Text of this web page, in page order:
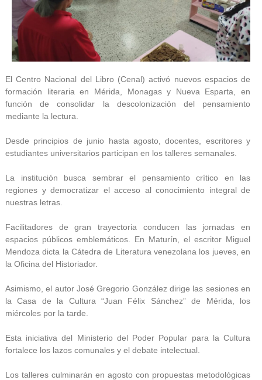
El Centro Nacional del Libro (Cenal) activó nuevos espacios de
formación literaria en Mérida, Monagas y Nueva Esparta, en
función de consolidar la descolonización del pensamiento
mediante la lectura.
Desde principios de junio hasta agosto, docentes, escritores y
estudiantes universitarios participan en los talleres semanales.
La institución busca sembrar el pensamiento crítico en las
regiones y democratizar el acceso al conocimiento integral de
nuestras letras.
Facilitadores de gran trayectoria conducen las jornadas en
espacios públicos emblemáticos. En Maturín, el escritor Miguel
Mendoza dicta la Cátedra de Literatura venezolana los jueves, en
la Oficina del Historiador.
Asimismo, el autor José Gregorio González dirige las sesiones en
la Casa de la Cultura “Juan Félix Sánchez” de Mérida, los
miércoles por la tarde.
Esta iniciativa del Ministerio del Poder Popular para la Cultura
fortalece los lazos comunales y el debate intelectual.
Los talleres culminarán en agosto con propuestas metodológicas